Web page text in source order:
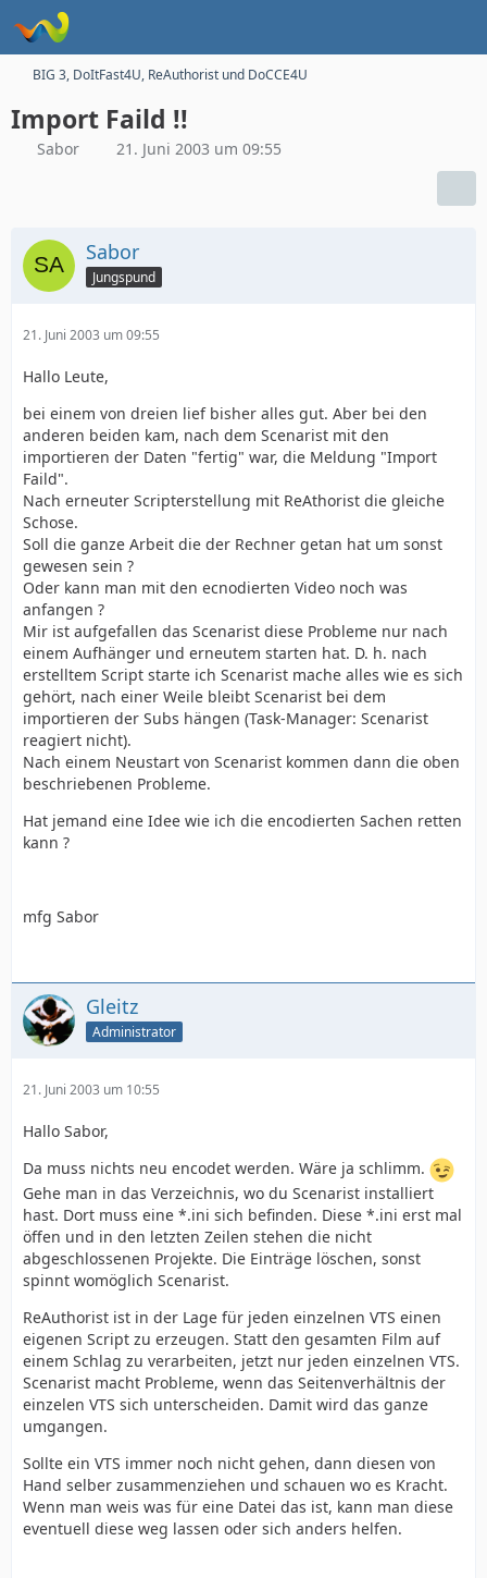
BIG 3, DoItFast4U, ReAuthorist und DoCCE4U
Import Faild !!
Sabor 21. Juni 2003 um 09:55
Sabor
Jungspund
21. Juni 2003 um 09:55
Hallo Leute,
bei einem von dreien lief bisher alles gut. Aber bei den
anderen beiden kam, nach dem Scenarist mit den
importieren der Daten "fertig" war, die Meldung "Import
Faild".
Nach erneuter Scripterstellung mit ReAthorist die gleiche
Schose.
Soll die ganze Arbeit die der Rechner getan hat um sonst
gewesen sein ?
Oder kann man mit den ecnodierten Video noch was
anfangen ?
Mir ist aufgefallen das Scenarist diese Probleme nur nach
einem Aufhänger und erneutem starten hat. D. h. nach
erstelltem Script starte ich Scenarist mache alles wie es sich
gehört, nach einer Weile bleibt Scenarist bei dem
importieren der Subs hängen (Task-Manager: Scenarist
reagiert nicht).
Nach einem Neustart von Scenarist kommen dann die oben
beschriebenen Probleme.
Hat jemand eine Idee wie ich die encodierten Sachen retten
kann ?
mfg Sabor
Gleitz
Administrator
21. Juni 2003 um 10:55
Hallo Sabor,
Da muss nichts neu encodet werden. Wäre ja schlimm.
Gehe man in das Verzeichnis, wo du Scenarist installiert
hast. Dort muss eine *.ini sich befinden. Diese *.ini erst mal
öffen und in den letzten Zeilen stehen die nicht
abgeschlossenen Projekte. Die Einträge löschen, sonst
spinnt womöglich Scenarist.
ReAuthorist ist in der Lage für jeden einzelnen VTS einen
eigenen Script zu erzeugen. Statt den gesamten Film auf
einem Schlag zu verarbeiten, jetzt nur jeden einzelnen VTS.
Scenarist macht Probleme, wenn das Seitenverhältnis der
einzelen VTS sich unterscheiden. Damit wird das ganze
umgangen.
Sollte ein VTS immer noch nicht gehen, dann diesen von
Hand selber zusammenziehen und schauen wo es Kracht.
Wenn man weis was für eine Datei das ist, kann man diese
eventuell diese weg lassen oder sich anders helfen.